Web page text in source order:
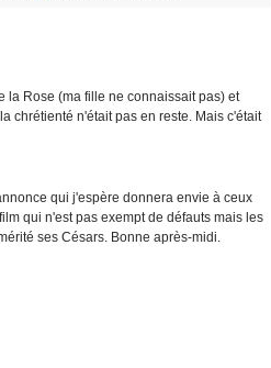
la Rose (ma fille ne connaissait pas) et
chrétienté n'était pas en reste. Mais c'était
qui j'espère donnera envie à ceux
qui n'est pas exempt de défauts mais les
ses Césars. Bonne après-midi.